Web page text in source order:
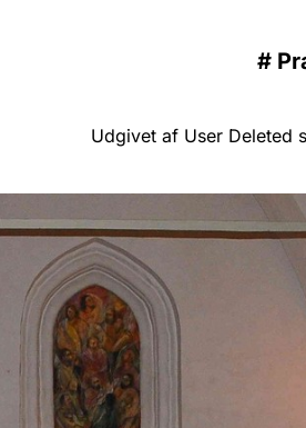
#
Udgivet af User Deleted